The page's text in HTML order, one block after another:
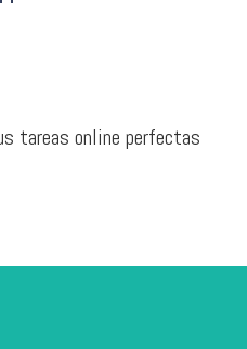
tareas online perfectas